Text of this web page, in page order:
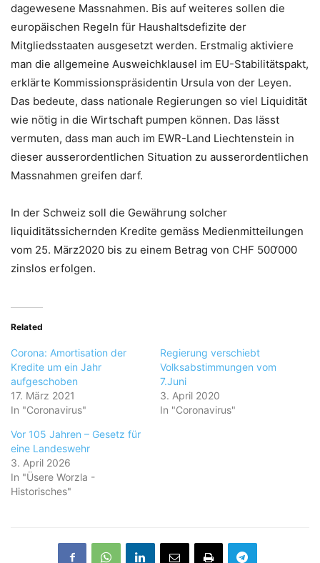
dagewesene Massnahmen. Bis auf weiteres sollen die
europäischen Regeln für Haushaltsdefizite der
Mitgliedsstaaten ausgesetzt werden. Erstmalig aktiviere
man die allgemeine Ausweichklausel im EU-Stabilitätspakt,
erklärte Kommissionspräsidentin Ursula von der Leyen.
Das bedeute, dass nationale Regierungen so viel Liquidität
wie nötig in die Wirtschaft pumpen können. Das lässt
vermuten, dass man auch im EWR-Land Liechtenstein in
dieser ausserordentlichen Situation zu ausserordentlichen
Massnahmen greifen darf.
In der Schweiz soll die Gewährung solcher
liquiditätssichernden Kredite gemäss Medienmitteilungen
vom 25. März2020 bis zu einem Betrag von CHF 500‘000
zinslos erfolgen.
Related
Corona: Amortisation der
Kredite um ein Jahr
aufgeschoben
17. März 2021
In "Coronavirus"
Regierung verschiebt
Volksabstimmungen vom
7.Juni
3. April 2020
In "Coronavirus"
Vor 105 Jahren – Gesetz für
eine Landeswehr
3. April 2026
In "Üsere Worzla -
Historisches"